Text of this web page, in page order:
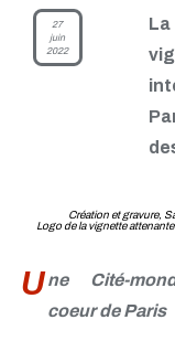
27
juin
2022
Création et gravure,
Logo de la vignette
Une Cité-
coeur de Paris